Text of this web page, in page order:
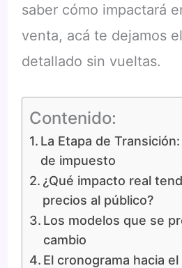
saber cómo impactará
venta, acá te dejamos
detallado sin vueltas.
Contenido:
La Etapa de
de impuesto
¿Qué impacto real
precios al público?
Los modelos que se
cambio
El cronograma hacia